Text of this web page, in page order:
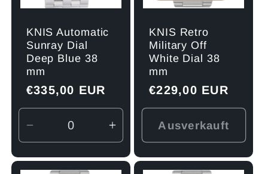
KNIS Automatic
Sunray Dial
Deep Blue 38
mm
Normaler
Preis
€335,00 EUR
Verringere
die
Menge
Erhöhe
die
Menge
KNIS Retro
Military Off
White Dial 38
mm
Normaler
Preis
€229,00 EUR
Ausverkauft